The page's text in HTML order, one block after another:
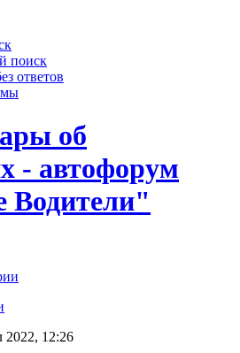
поиск
ответов
об
- автофорум
Водители"
2022, 12:26